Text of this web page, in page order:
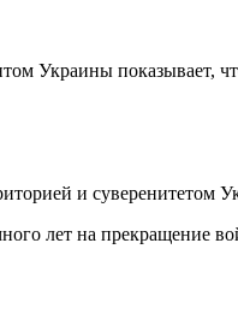
Украины показывает,
и суверенитетом
лет на прекращение